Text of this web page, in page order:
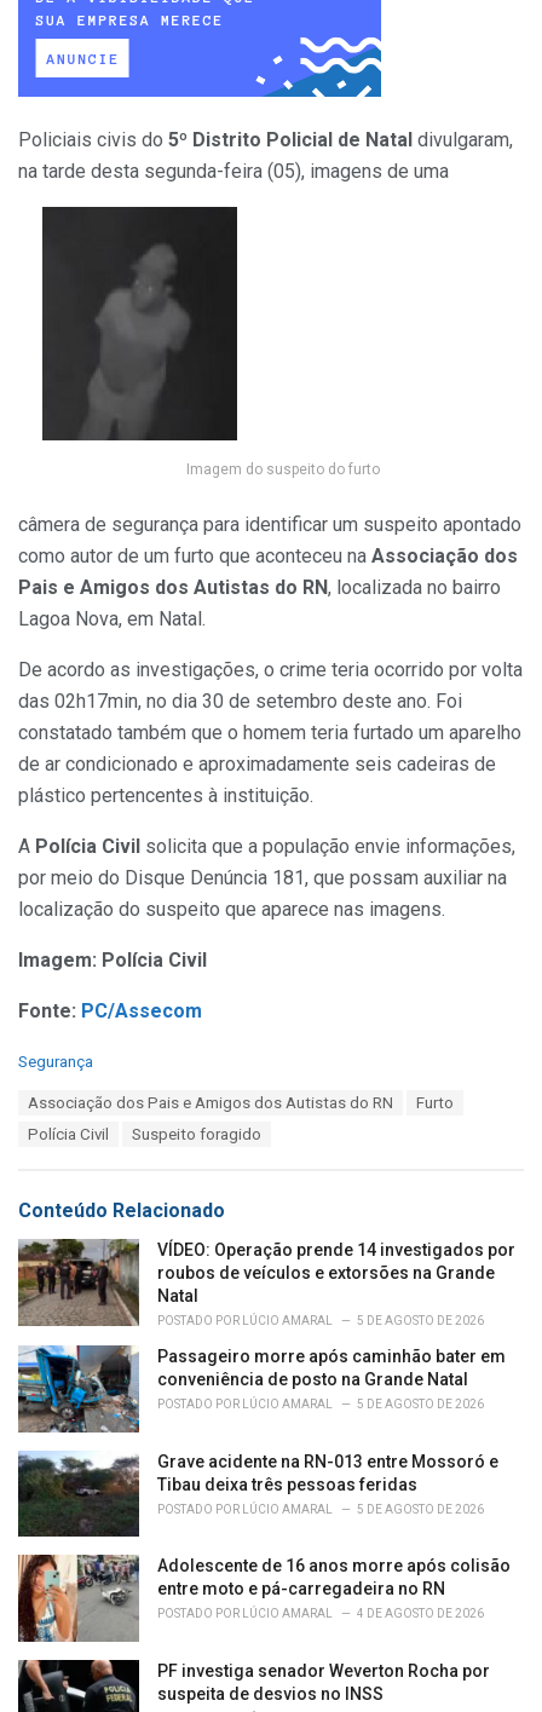
Policiais civis do 5º Distrito Policial de Natal divulgaram,
na tarde desta segunda-feira (05), imagens de uma
Imagem do suspeito do furto
câmera de segurança para identificar um suspeito apontado
como autor de um furto que aconteceu na Associação dos
Pais e Amigos dos Autistas do RN, localizada no bairro
Lagoa Nova, em Natal.
De acordo as investigações, o crime teria ocorrido por volta
das 02h17min, no dia 30 de setembro deste ano. Foi
constatado também que o homem teria furtado um aparelho
de ar condicionado e aproximadamente seis cadeiras de
plástico pertencentes à instituição.
A Polícia Civil solicita que a população envie informações,
por meio do Disque Denúncia 181, que possam auxiliar na
localização do suspeito que aparece nas imagens.
Imagem: Polícia Civil
Fonte: PC/Assecom
C
i
e
s
:
Segurança
Associação dos Pais e Amigos dos Autistas do RN
Furto
Polícia Civil
Suspeito foragido
Conteúdo Relacionado
VÍDEO: Operação prende 14 investigados por
roubos de veículos e extorsões na Grande
Natal
POSTADO POR LÚCIO AMARAL 5 DE AGOSTO DE 2026
Passageiro morre após caminhão bater em
conveniência de posto na Grande Natal
POSTADO POR LÚCIO AMARAL 5 DE AGOSTO DE 2026
Grave acidente na RN-013 entre Mossoró e
Tibau deixa três pessoas feridas
POSTADO POR LÚCIO AMARAL 5 DE AGOSTO DE 2026
Adolescente de 16 anos morre após colisão
entre moto e pá-carregadeira no RN
POSTADO POR LÚCIO AMARAL 4 DE AGOSTO DE 2026
PF investiga senador Weverton Rocha por
suspeita de desvios no INSS